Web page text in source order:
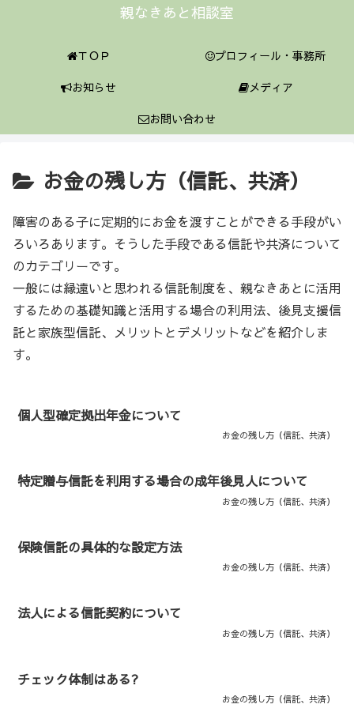
親なきあと相談室
ＴＯＰ
プロフィール・事務所
お知らせ
メディア
お問い合わせ
お金の残し方（信託、共済）
障害のある子に定期的にお金を渡すことができる手段がい
ろいろあります。そうした手段である信託や共済について
のカテゴリーです。
一般には縁遠いと思われる信託制度を、親なきあとに活用
するための基礎知識と活用する場合の利用法、後見支援信
託と家族型信託、メリットとデメリットなどを紹介しま
す。
個人型確定拠出年金について
お金の残し方（信託、共済）
特定贈与信託を利用する場合の成年後見人について
お金の残し方（信託、共済）
保険信託の具体的な設定方法
お金の残し方（信託、共済）
法人による信託契約について
お金の残し方（信託、共済）
チェック体制はある?
お金の残し方（信託、共済）